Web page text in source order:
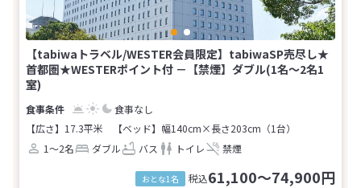
【tabiwaトラベル/WESTER会員限定】tabiwaSP売尽し★
首都圏★WESTERポイント付 －【禁煙】ダブル(1名～2名1
室)
食事なし
【広さ】17.3平米
【ベッド】幅140cm×長さ203cm（1台）
1～2名
ダブル バス トイレ 禁煙
おとな1名 税込61,100～74,900円